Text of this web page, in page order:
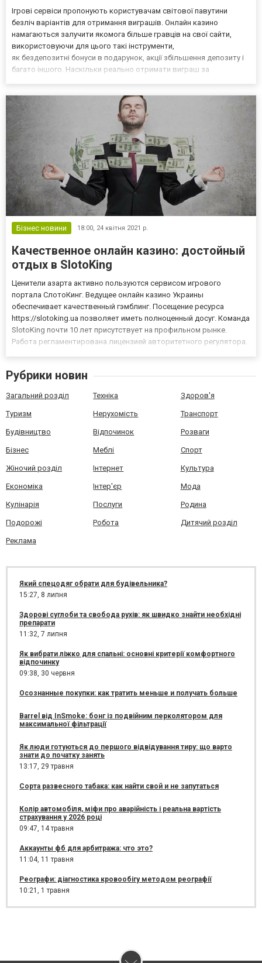
Ігрові сервіси пропонують користувачам світової павутини
безліч варіантів для отримання виграшів. Онлайн казино
намагаються залучити якомога більше гравців на свої сайти,
використовуючи для цього такі інструменти,
як бездепозитні бонуси в подарунок, акції збільшення депозиту і
багато іншого. Наскільки реально отримати виграш за
На будь-якому іг...
Бізнес новини 18:00, 24 квітня 2021 р.
Качественное онлайн казино: достойный
отдых в SlotoKing
Ценители азарта активно пользуются сервисом игрового
портала СлотоКинг. Ведущее онлайн казино Украины
обеспечивает качественный гэмблинг. Посещение ресурса
https://slotoking.ua позволяет иметь полноценный досуг. Команда
SlotoKing почти 10 лет присутствует на профильном рынке.
Работа регламентирована лицензией авторитетного регулятора.
игровой платфор...
Рубрики новин
Загальний розділ Техніка Здоров'я
Туризм Нерухомість Транспорт
Будівництво Відпочинок Розваги
Бізнес Меблі Спорт
Жіночий розділ Інтернет Культура
Економіка Інтер'єр Мода
Кулінарія Послуги Родина
Подорожі Робота Дитячий розділ
Реклама
Який спецодяг обрати для будівельника?
15:27, 8 липня
Здорові суглоби та свобода рухів: як швидко знайти необхідні
препарати
11:32, 7 липня
Як вибрати ліжко для спальні: основні критерії комфортного
відпочинку
09:38, 30 червня
Осознанные покупки: как тратить меньше и получать больше
Barrel від InSmoke: бонг із подвійним перколятором для
максимальної фільтрації
Як люди готуються до першого відвідування тиру: що варто
знати до початку занять
13:17, 29 травня
Сорта развесного табака: как найти свой и не запутаться
Колір автомобіля, міфи про аварійність і реальна вартість
страхування у 2026 році
09:47, 14 травня
Аккаунты фб для арбитража: что это?
11:04, 11 травня
Реографи: діагностика кровообігу методом реографії
10:21, 1 травня